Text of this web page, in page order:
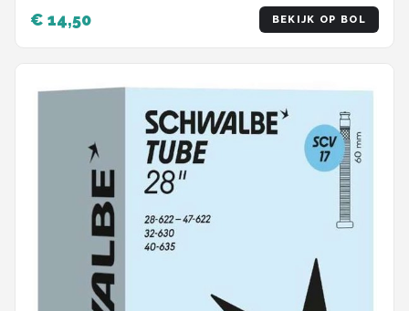
€ 14,50 BEKIJK OP BOL